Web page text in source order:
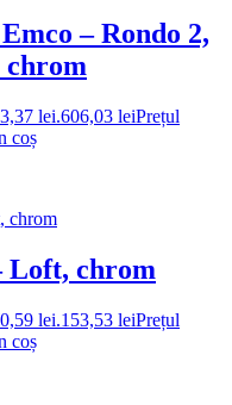
– Rondo 2,
chrom
lei.606,03 leiPrețul
coș
Loft, chrom
lei.153,53 leiPrețul
coș